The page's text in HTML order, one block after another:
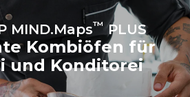
MIND.Maps™ PLUS
Kombiöfen für
und Konditorei